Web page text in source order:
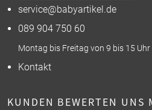
service@babyartikel.de
089 904 750 60
Montag bis Freitag von 9 bis 15 Uhr
Kontakt
KUNDEN BEWERTEN